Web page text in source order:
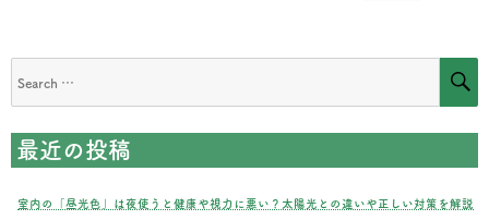
の
ペ
ー
ジ
最近の投稿
室内の「昼光色」は夜使うと健康や視力に悪い？太陽光との違いや正しい対策を解説